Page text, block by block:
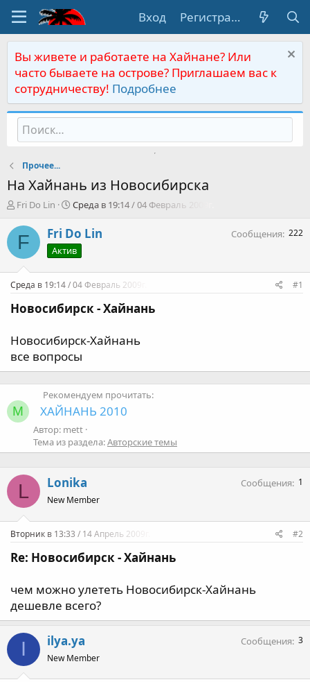
Вход Регистрация
Вы живете и работаете на Хайнане? Или
часто бываете на острове? Приглашаем вас к
сотрудничеству! Подробнее
Прочее...
На Хайнань из Новосибирска
А
т
о
р
м
ы
Fri Do Lin
Д
т
а
н
ч
а
л
а
Среда в 19:14 / 04 Февраль 2009г.
F Fri Do Lin
Актив
Сообщения 222
Среда в 19:14 / 04 Февраль 2009г. #1
Новосибирск - Хайнань
Новосибирск-Хайнань
все вопросы
M
Рекомендуем прочитать:
ХАЙНАНЬ 2010
Автор: mett
Тема из раздела:Авторские темы
L Lonika
New Member
Сообщения 1
Вторник в 13:33 / 14 Апрель 2009г. #2
Re: Новосибирск - Хайнань
чем можно улететь Новосибирск-Хайнань
дешевле всего?
I ilya.ya
New Member
Сообщения 3